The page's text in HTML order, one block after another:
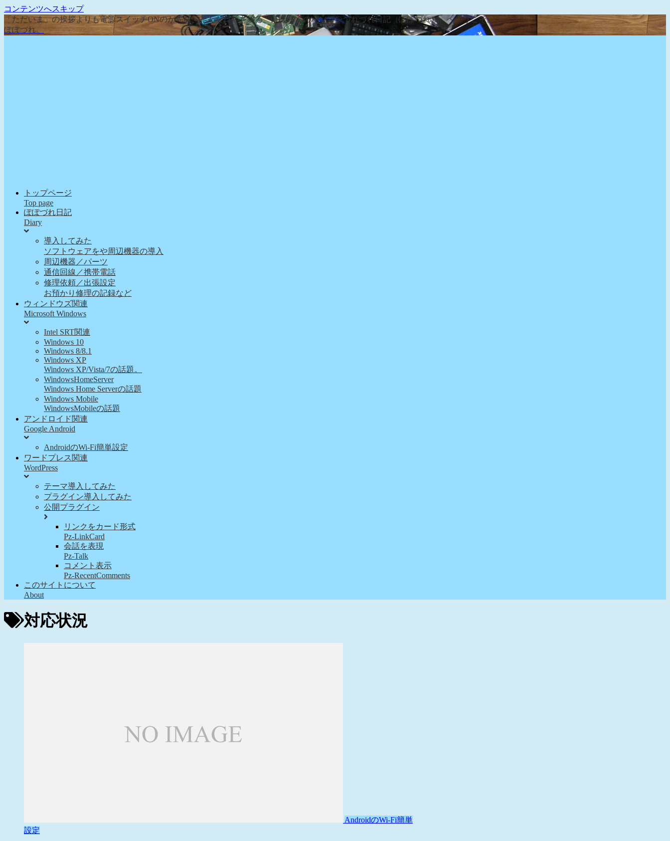
コンテンツへスキップ
「ただいま」の挨拶よりも電源スイッチONのが先な、そんな日常を綴る『ぽぽろんのパソコンつれづれ日記（ぽぽづれ）』へようこそ。
ぽぽづれ。
トップページ
Top page
ぽぽづれ日記
Diary
導入してみた
ソフトウェアをや周辺機器の導入
周辺機器／パーツ
通信回線／携帯電話
修理依頼／出張設定
お預かり修理の記録など
ウィンドウズ関連
Microsoft Windows
Intel SRT関連
Windows 10
Windows 8/8.1
Windows XP
Windows XP/Vista/7の話題。
WindowsHomeServer
Windows Home Serverの話題
Windows Mobile
WindowsMobileの話題
アンドロイド関連
Google Android
AndroidのWi-Fi簡単設定
ワードプレス関連
WordPress
テーマ導入してみた
プラグイン導入してみた
公開プラグイン
リンクをカード形式
Pz-LinkCard
会話を表現
Pz-Talk
コメント表示
Pz-RecentComments
このサイトについて
About
対応状況
AndroidのWi-Fi簡単
設定